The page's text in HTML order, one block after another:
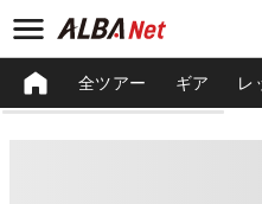
全ツアー ギア レ